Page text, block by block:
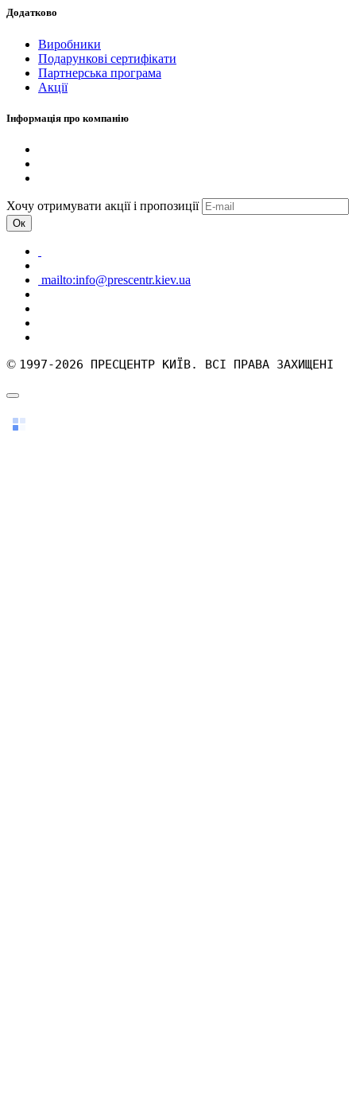
Додатково
Виробники
Подарункові сертифікати
Партнерська програма
Акції
Інформація про компанію
Хочу отримувати акції і пропозиції
Ок
mailto:info@prescentr.kiev.ua
© 1997-2026 ПРЕСЦЕНТР КИЇВ. ВСІ ПРАВА ЗАХИЩЕНІ